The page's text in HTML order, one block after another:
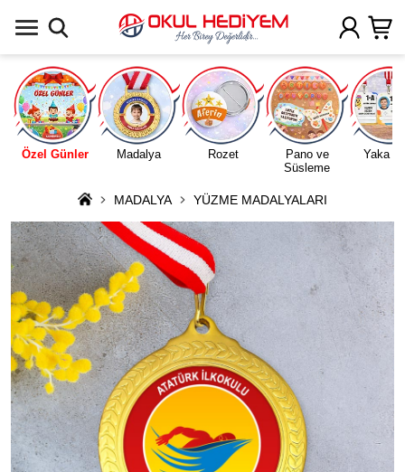
Özel Günler Madalya Rozet
Pano ve
Süsleme
Yaka
MADALYA YÜZME MADALYALARI
Uygulamada Aç